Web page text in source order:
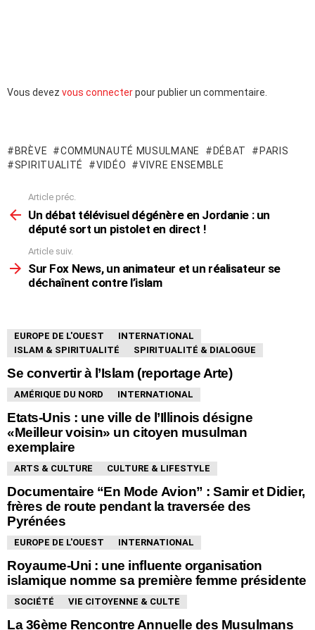
Laisser
Vous devez vous connecterpour publier un commentaire.
BRÈVE COMMUNAUTÉ MUSULMANE DÉBAT
PARIS
SPIRITUALITÉ
VIDÉO VIVRE ENSEMBLE
voir
Article préc.
Un débat télévisuel dégénère en Jordanie : un
député sort un pistolet en direct !
Article suiv.
Sur Fox News, un animateur et un réalisateur se
déchaînent contre l’islam
VOUS POURRIEZ AUSSI AIMER
EUROPE DE L'OUEST
INTERNATIONAL
ISLAM & SPIRITUALITÉ
SPIRITUALITÉ & DIALOGUE
Se convertir à l’Islam (reportage Arte)
AMÉRIQUE DU NORD INTERNATIONAL
Etats-Unis : une ville de l’Illinois désigne
«Meilleur voisin» un citoyen musulman
exemplaire
ARTS & CULTURE CULTURE & LIFESTYLE
Documentaire “En Mode Avion” : Samir et Didier,
frères de route pendant la traversée des
Pyrénées
EUROPE DE L'OUEST INTERNATIONAL
Royaume-Uni : une influente organisation
islamique nomme sa première femme présidente
SOCIÉTÉ VIE CITOYENNE & CULTE
La 36ème Rencontre Annuelle des Musulmans